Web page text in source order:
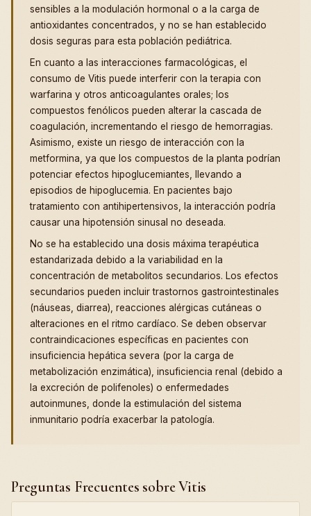
sensibles a la modulación hormonal o a la carga de
antioxidantes concentrados, y no se han establecido
dosis seguras para esta población pediátrica.
En cuanto a las interacciones farmacológicas, el
consumo de Vitis puede interferir con la terapia con
warfarina y otros anticoagulantes orales; los
compuestos fenólicos pueden alterar la cascada de
coagulación, incrementando el riesgo de hemorragias.
Asimismo, existe un riesgo de interacción con la
metformina, ya que los compuestos de la planta podrían
potenciar efectos hipoglucemiantes, llevando a
episodios de hipoglucemia. En pacientes bajo
tratamiento con antihipertensivos, la interacción podría
causar una hipotensión sinusal no deseada.
No se ha establecido una dosis máxima terapéutica
estandarizada debido a la variabilidad en la
concentración de metabolitos secundarios. Los efectos
secundarios pueden incluir trastornos gastrointestinales
(náuseas, diarrea), reacciones alérgicas cutáneas o
alteraciones en el ritmo cardíaco. Se deben observar
contraindicaciones específicas en pacientes con
insuficiencia hepática severa (por la carga de
metabolización enzimática), insuficiencia renal (debido a
la excreción de polifenoles) o enfermedades
autoinmunes, donde la estimulación del sistema
inmunitario podría exacerbar la patología.
Preguntas Frecuentes sobre Vitis